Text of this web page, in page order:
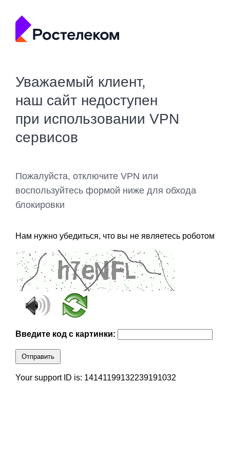
Уважаемый клиент,
наш сайт недоступен
при использовании VPN
сервисов
Пожалуйста, отключите VPN или
воспользуйтесь формой ниже для обхода
блокировки
Нам нужно убедиться, что вы не являетесь роботом
Введите код с картинки:
Отправить
Your support ID is: 14141199132239191032